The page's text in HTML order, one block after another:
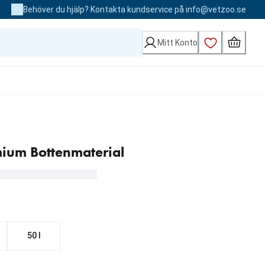
Behöver du hjälp? Kontakta kundservice på info@vetzoo.se
Mitt Konto
Bottenmaterial
50 l